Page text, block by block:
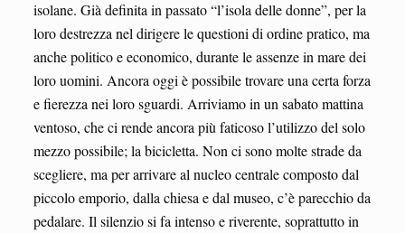
isolane. Già definita in passato “l’isola delle donne”, per la
loro destrezza nel dirigere le questioni di ordine pratico, ma
anche politico e economico, durante le assenze in mare dei
loro uomini. Ancora oggi è possibile trovare una certa forza
e fierezza nei loro sguardi. Arriviamo in un sabato mattina
ventoso, che ci rende ancora più faticoso l’utilizzo del solo
mezzo possibile; la bicicletta. Non ci sono molte strade da
scegliere, ma per arrivare al nucleo centrale composto dal
piccolo emporio, dalla chiesa e dal museo, c’è parecchio da
pedalare. Il silenzio si fa intenso e riverente, soprattutto in